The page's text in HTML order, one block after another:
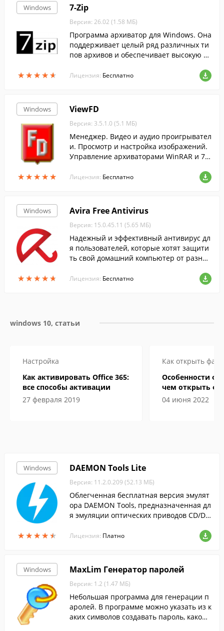
Windows
★★★★★
★★★★★
7-Zip
Версия: 26.02 (1.58 МБ)
Программа архиватор для Windows. Она
поддерживает целый ряд различных ти
пов архивов и обеспечивает высокую ст
Лицензия: Бесплатно
Windows
★★★★★
★★★★★
ViewFD
Версия: 3.5.1.0 (5.1 МБ)
Менеджер. Видео и аудио проигрывател
и. Просмотр и настройка изображений.
Управление архиваторами WinRAR и 7-Z
Лицензия: Бесплатно
Windows
★★★★★
★★★★★
Avira Free Antivirus
Версия: 15.0.45.11 (5.65 МБ)
Надежный и эффективный антивирус дл
я пользователей, которые хотят защити
ть свой домашний компьютер от разног
яны, и другие вредоносные программ
Лицензия: Бесплатно
windows 10, статьи
Настройка
Как активировать Office 365:
все способы активации
27 февраля 2019
Как открыть файл
Особенности
чем открыть
электронной
04 июня 2022
Windows
★★★★★
★★★★★
DAEMON Tools Lite
Версия: 11.2.0.209 (52.13 МБ)
Облегченная бесплатная версия эмулят
ора DAEMON Tools, предназначенная дл
я эмуляции оптических приводов CD/DV
Лицензия: Платно
Windows MaxLim Генератор паролей
Версия: 1.2 (1.47 МБ)
Небольшая программа для генерации п
аролей. В программе можно указать из к
аких символов создавать пароль, какой